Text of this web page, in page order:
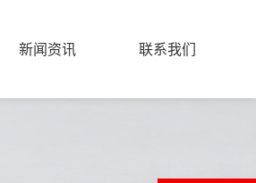
新闻资讯 联系我们